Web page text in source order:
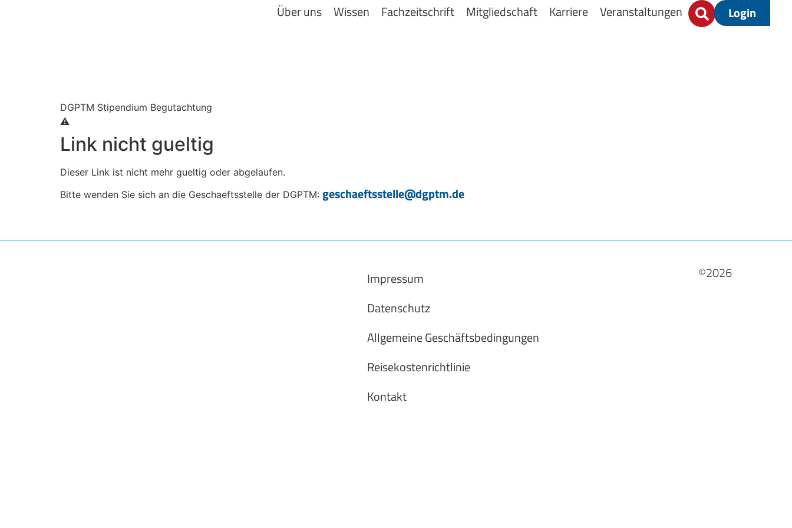
Über uns Wissen Fachzeitschrift Mitgliedschaft Karriere Veranstaltungen Login
DGPTM Stipendium Begutachtung
⚠
Link nicht gueltig
Dieser Link ist nicht mehr gueltig oder abgelaufen.
Bitte wenden Sie sich an die Geschaeftsstelle der DGPTM: geschaeftsstelle@dgptm.de
Impressum
Datenschutz
Allgemeine Geschäftsbedingungen
Reisekostenrichtlinie
Kontakt
©2026